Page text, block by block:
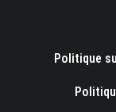
Politique